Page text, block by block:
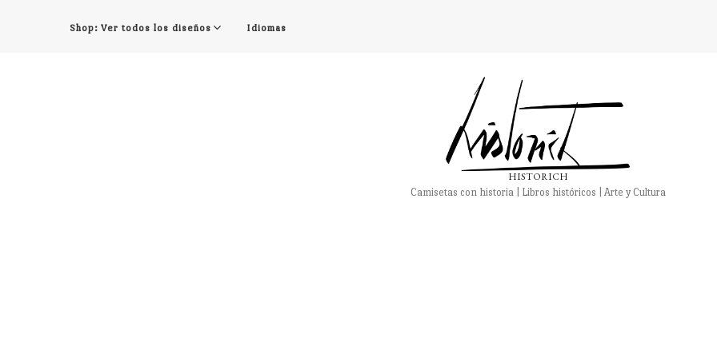
Shop: Ver todos los diseños Idiomas
HISTORICH
Camisetas con historia | Libros históricos | Arte y Cultura